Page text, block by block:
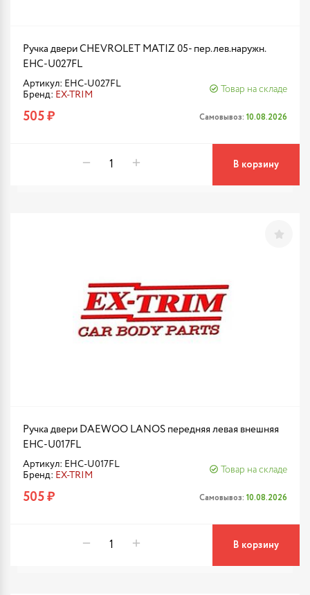
Ручка двери CHEVROLET MATIZ 05- пер.лев.наружн.
EHC-U027FL
Артикул: EHC-U027FL
Бренд: EX-TRIM
Товар на складе
505 ₽ Самовывоз: 10.08.2026
В корзину
Ручка двери DAEWOO LANOS передняя левая внешняя
EHC-U017FL
Артикул: EHC-U017FL
Бренд: EX-TRIM
Товар на складе
505 ₽ Самовывоз: 10.08.2026
В корзину